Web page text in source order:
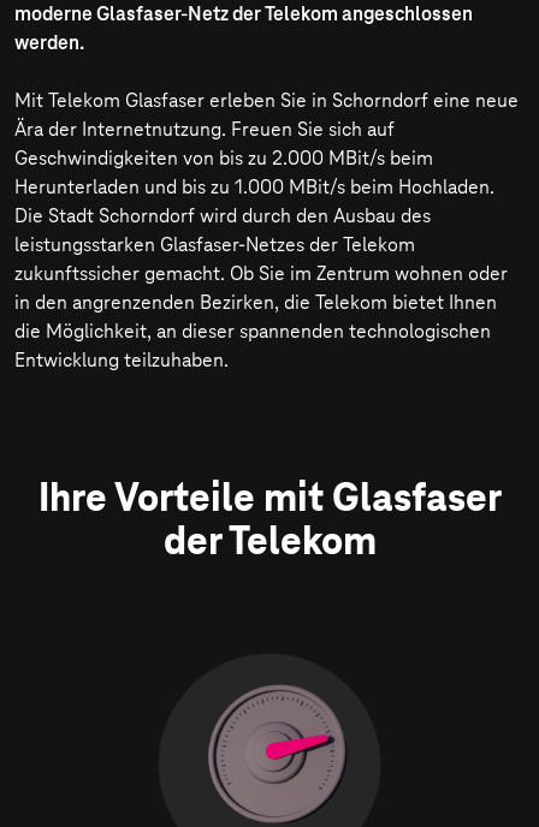
moderne Glasfaser-Netz der Telekom angeschlossen
werden.
Mit Telekom Glasfaser erleben Sie in Schorndorf eine neue
Ära der Internetnutzung. Freuen Sie sich auf
Geschwindigkeiten von bis zu 2.000 MBit/s beim
Herunterladen und bis zu 1.000 MBit/s beim Hochladen.
Die Stadt Schorndorf wird durch den Ausbau des
leistungsstarken Glasfaser-Netzes der Telekom
zukunftssicher gemacht. Ob Sie im Zentrum wohnen oder
in den angrenzenden Bezirken, die Telekom bietet Ihnen
die Möglichkeit, an dieser spannenden technologischen
Entwicklung teilzuhaben.
Ihre Vorteile mit Glasfaser
der Telekom